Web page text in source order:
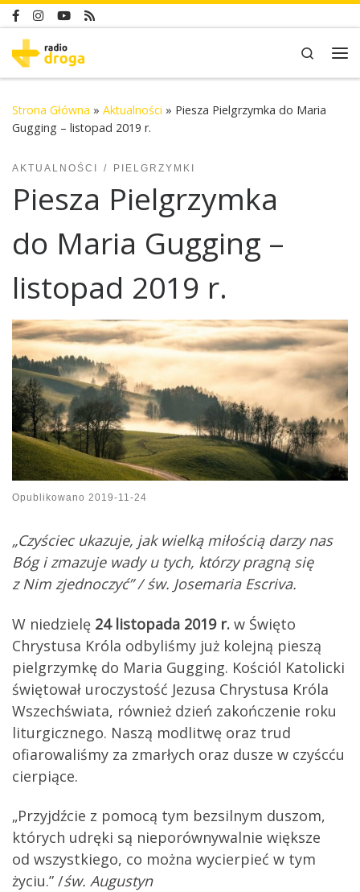
Skip to content
Search
Strona Główna » Aktualności » Piesza Pielgrzymka do Maria
Gugging – listopad 2019 r.
AKTUALNOŚCI PIELGRZYMKI
Piesza Pielgrzymka
do Maria Gugging –
listopad 2019 r.
Opublikowano 2019-11-24
„Czyściec ukazuje, jak wielką miłością darzy nas
Bóg i zmazuje wady u tych, którzy pragną się
z Nim zjednoczyć” / św. Josemaria Escriva.
W niedzielę 24 listopada 2019 r. w Święto
Chrystusa Króla odbyliśmy już kolejną pieszą
pielgrzymkę do Maria Gugging. Kościól Katolicki
świętował uroczystość Jezusa Chrystusa Króla
Wszechświata, również dzień zakończenie roku
liturgicznego. Naszą modlitwę oraz trud
ofiarowaliśmy za zmarłych oraz dusze w czyścću
cierpiące.
„Przyjdźcie z pomocą tym bezsilnym duszom,
których udręki są nieporównywalnie większe
od wszystkiego, co można wycierpieć w tym
życiu.” /św. Augustyn